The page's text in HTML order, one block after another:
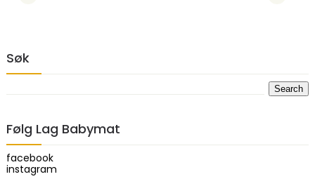
Søk
Følg Lag Babymat
facebook
instagram